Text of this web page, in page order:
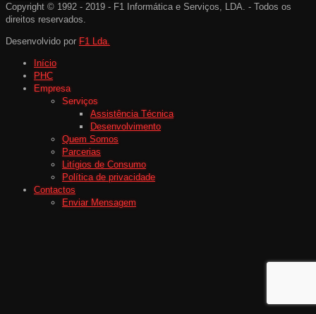
Copyright © 1992 - 2019 - F1 Informática e Serviços, LDA. - Todos os
direitos reservados.
Desenvolvido por F1 Lda.
Início
PHC
Empresa
Serviços
Assistência Técnica
Desenvolvimento
Quem Somos
Parcerias
Litígios de Consumo
Política de privacidade
Contactos
Enviar Mensagem